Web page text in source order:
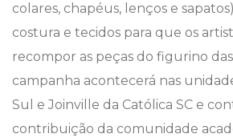
colares, chapéus, lenços e
costura e tecidos para que os
recompor as peças do figurino
campanha acontecerá nas
Sul e Joinville da Católica SC e
contribuição da comunidade